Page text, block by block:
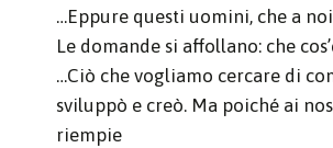
…Eppure questi uomini, che a
Le domande si affollano: che
…Ciò che vogliamo cercare di
sviluppò e creò. Ma poiché ai
riempie